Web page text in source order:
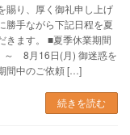
賜り、厚く御礼申し上げ
勝手ながら下記日程を夏
きます。 ■夏季休業期間
8月16日(月) 御迷惑を
間中のご依頼 […]
続きを読む